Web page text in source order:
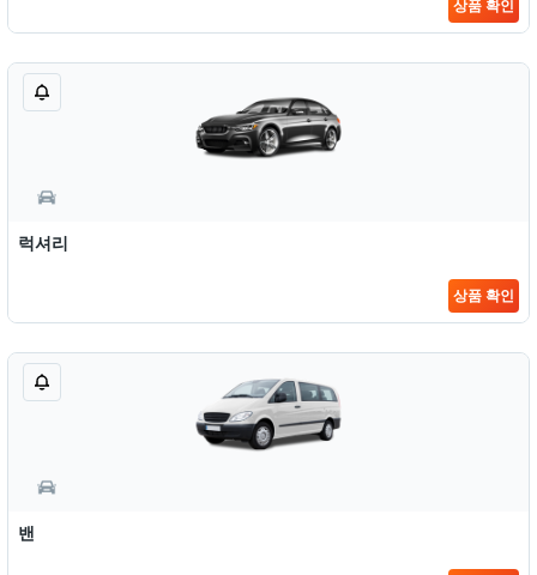
상품 확인
럭셔리
상품 확인
밴